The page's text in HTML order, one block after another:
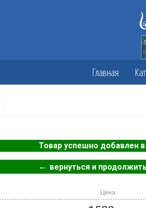
Главная
Товар успешно добавлен в
← вернуться и
Цена